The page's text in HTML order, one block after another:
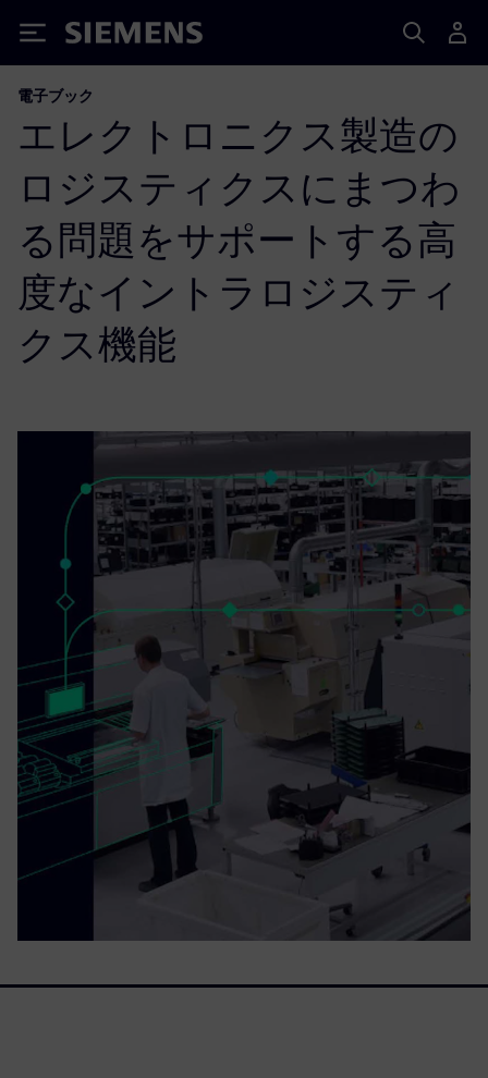
Siemens
電子ブック
エレクトロニクス製造の
ロジスティクスにまつわ
る問題をサポートする高
度なイントラロジスティ
クス機能